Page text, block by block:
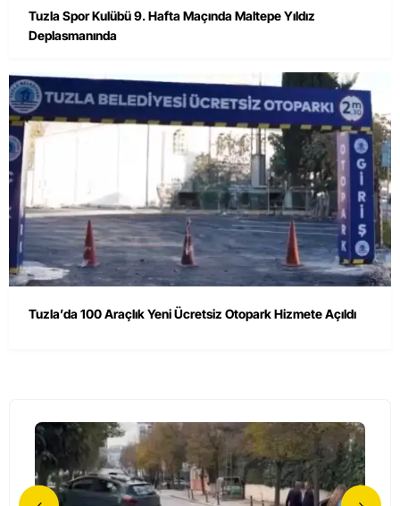
Tuzla Spor Kulübü 9. Hafta Maçında Maltepe Yıldız
Deplasmanında
Tuzla’da 100 Araçlık Yeni Ücretsiz Otopark Hizmete Açıldı